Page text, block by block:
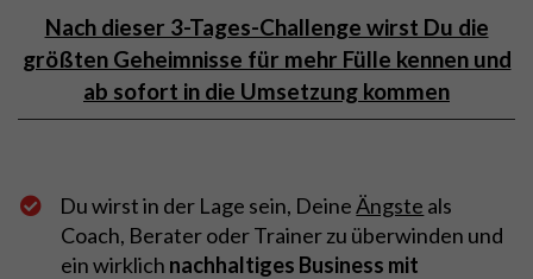
Nach dieser 3-Tages-Challenge wirst Du die
größten Geheimnisse für mehr Fülle kennen und
ab sofort in die Umsetzung kommen
Du wirst in der Lage sein, DeineÄngste als
Coach, Berater oder Trainer zu überwinden und
ein wirklich nachhaltiges Business mit